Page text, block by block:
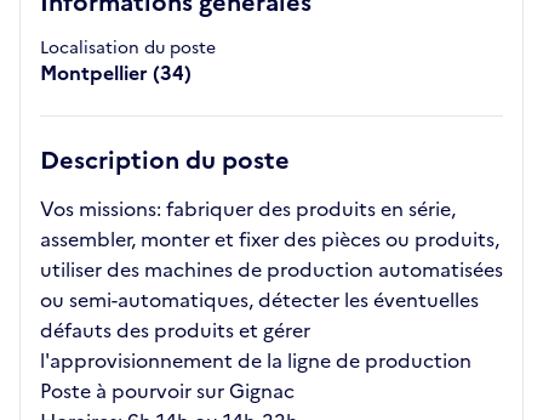
Localisation du poste
Montpellier (34)
Description du poste
Vos missions: fabriquer des produits en série,
assembler, monter et fixer des pièces ou produits,
utiliser des machines de production automatisées
ou semi-automatiques, détecter les éventuelles
défauts des produits et gérer
l'approvisionnement de la ligne de production
Poste à pourvoir sur Gignac